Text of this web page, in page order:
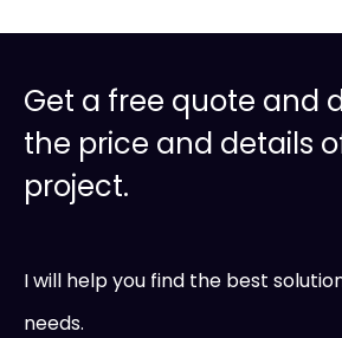
Get a free quote and
the price and details
project.
I will help you find the best
needs.